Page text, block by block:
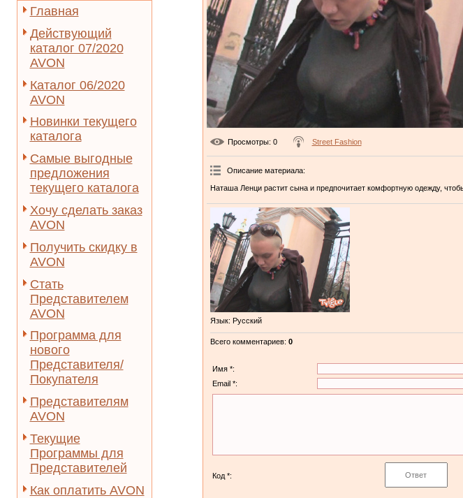
Главная
Действующий
каталог 07/2020
AVON
Каталог 06/2020
AVON
Новинки текущего
каталога
Самые выгодные
предложения
текущего каталога
Хочу сделать заказ
AVON
Получить скидку в
AVON
Стать
Представителем
AVON
Программа для
нового
Представителя/
Покупателя
Представителям
AVON
Текущие
Программы для
Представителей
Как оплатить AVON
Просмотры: 0 Street Fashion
Описание материала:
Наташа Ленци растит сына и предпочитает комфортную одежду,
Язык: Русский
Всего комментариев: 0
Имя *:
Email *:
Код *: